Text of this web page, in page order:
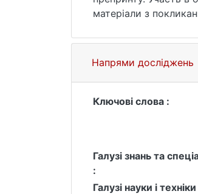
матеріали з
му Міжнародному
(https://
пояснив різні
російського
Напрями досліджень
Ключові слова :
Галузі знань та
:
Галузі науки і